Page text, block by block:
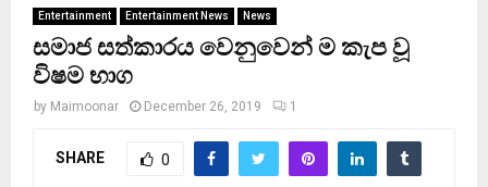
Entertainment Entertainment News News
සමාජ සත්කා­රය වෙනු­වෙන් ම කැප වූ
විෂම භාග
by Maimoonar December 26, 2019 1
SHARE 0